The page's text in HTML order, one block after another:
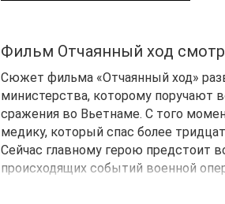
Фильм Отчаянный ход
Сюжет фильма «Отчаянный ход»
министерства, которому поручают
сражения во Вьетнаме. С того
медику, который спас более
Сейчас главному герою предстоит
происходящих событий военной